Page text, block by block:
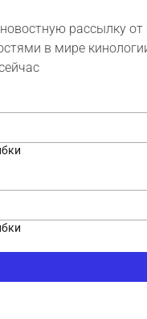
рассылку от
в мире